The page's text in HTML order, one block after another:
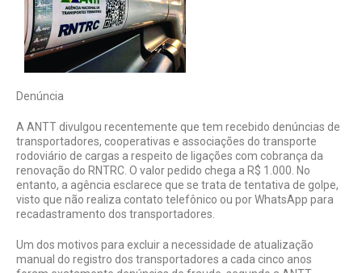
Denúncia
A ANTT divulgou recentemente que tem recebido denúncias de
transportadores, cooperativas e associações do transporte
rodoviário de cargas a respeito de ligações com cobrança da
renovação do RNTRC. O valor pedido chega a R$ 1.000. No
entanto, a agência esclarece que se trata de tentativa de golpe,
visto que não realiza contato telefônico ou por WhatsApp para
recadastramento dos transportadores.
Um dos motivos para excluir a necessidade de atualização
manual do registro dos transportadores a cada cinco anos